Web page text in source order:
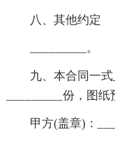
八、其他约定
_________。
九、本合同一
_________份，图纸
甲方(盖章)：